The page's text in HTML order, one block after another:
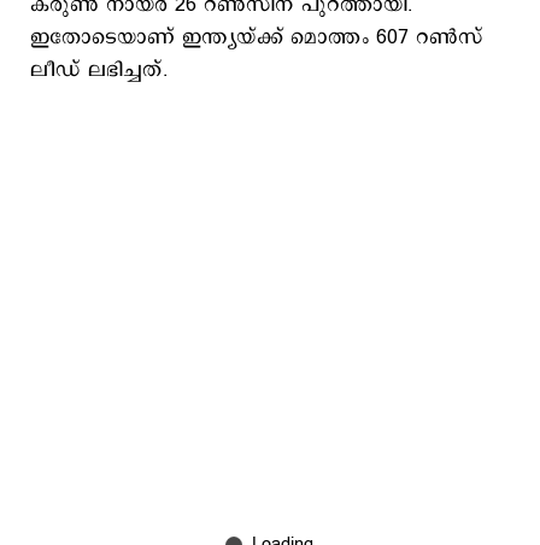
ഇതോടെയാണ് ഇന്ത്യയ്ക്ക് മൊത്തം 607 റൺസ്
ലീഡ് ലഭിച്ചത്.